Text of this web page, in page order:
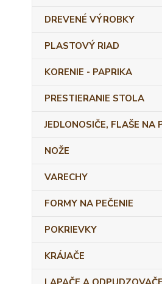
DREVENÉ VÝROBKY
PLASTOVÝ RIAD
KORENIE - PAPRIKA
PRESTIERANIE STOLA
JEDLONOSIČE, FLAŠE NA
NOŽE
VARECHY
FORMY NA PEČENIE
POKRIEVKY
KRÁJAČE